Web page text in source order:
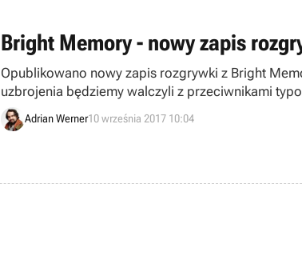
Bright Memory - nowy zapis
Opublikowano nowy zapis rozgrywki z Bright
uzbrojenia będziemy walczyli z przeciwnikami
Adrian Werner10 września 2017 10:04